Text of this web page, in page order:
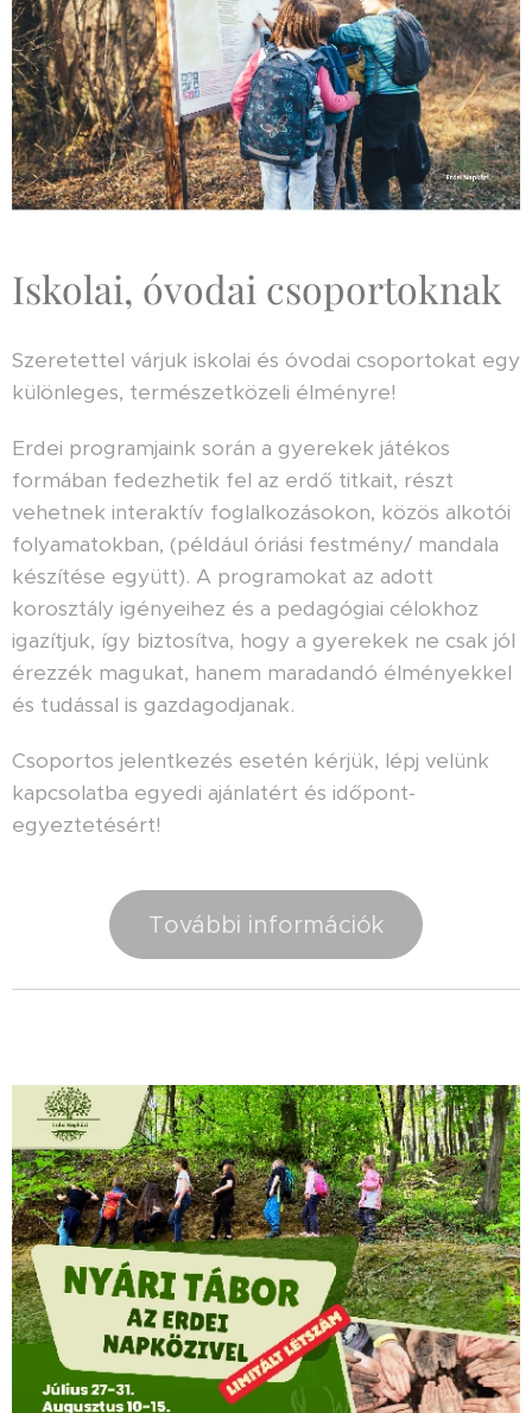
Iskolai, óvodai csoportoknak
Szeretettel várjuk iskolai és óvodai csoportokat egy
különleges, természetközeli élményre!
Erdei programjaink során a gyerekek játékos
formában fedezhetik fel az erdő titkait, részt
vehetnek interaktív foglalkozásokon, közös alkotói
folyamatokban, (például óriási festmény/ mandala
készítése együtt). A programokat az adott
korosztály igényeihez és a pedagógiai célokhoz
igazítjuk, így biztosítva, hogy a gyerekek ne csak jól
érezzék magukat, hanem maradandó élményekkel
és tudással is gazdagodjanak.
Csoportos jelentkezés esetén kérjük, lépj velünk
kapcsolatba egyedi ajánlatért és időpont-
egyeztetésért!
További információk